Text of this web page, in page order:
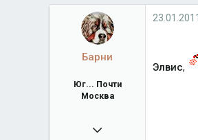
Барни
Юг... Почти
Москва
04.06.2009
23.01.2011
Элвис,